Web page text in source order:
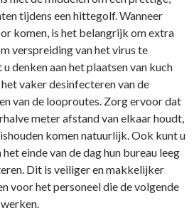
tijdens een hittegolf. Wanneer
komen, is het belangrijk om extra
verspreiding van het virus te
denken aan het plaatsen van kuch
vaker desinfecteren van de
van de looproutes. Zorg ervoor dat
meter afstand van elkaar houdt,
komen natuurlijk. Ook kunt u
einde van de dag hun bureau leeg
Dit is veiliger en makkelijker
voor het personeel die de volgende